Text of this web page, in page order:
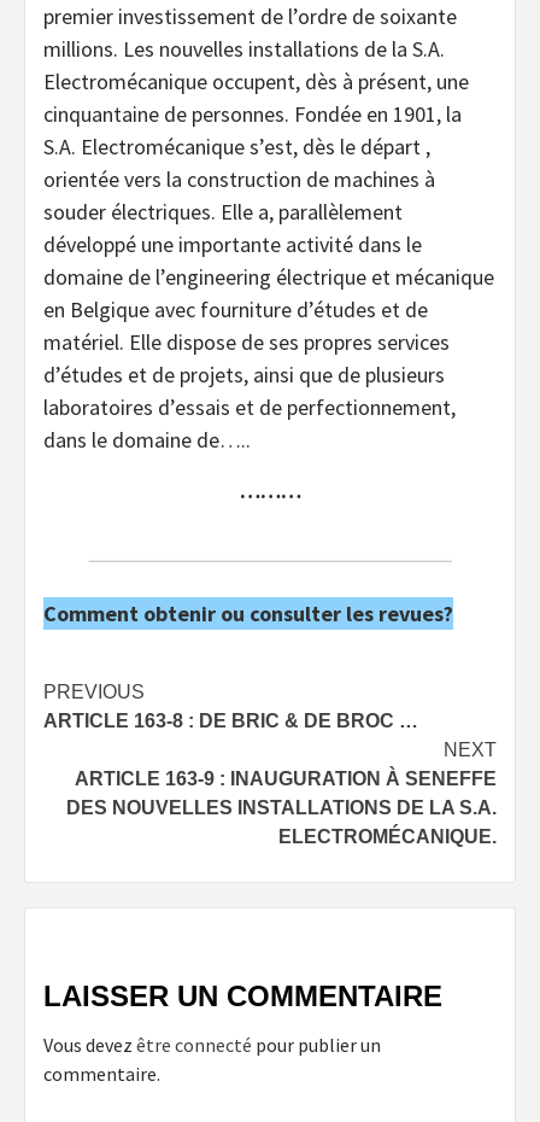
premier investissement de l’ordre de soixante
millions. Les nouvelles installations de la S.A.
Electromécanique occupent, dès à présent, une
cinquantaine de personnes. Fondée en 1901, la
S.A. Electromécanique s’est, dès le départ ,
orientée vers la construction de machines à
souder électriques. Elle a, parallèlement
développé une importante activité dans le
domaine de l’engineering électrique et mécanique
en Belgique avec fourniture d’études et de
matériel. Elle dispose de ses propres services
d’études et de projets, ainsi que de plusieurs
laboratoires d’essais et de perfectionnement,
dans le domaine de…..
………
Comment obtenir ou consulter les revues?
Post
navigation
PREVIOUS
ARTICLE 163-8 : DE BRIC & DE BROC …
NEXT
ARTICLE 163-9 : INAUGURATION À SENEFFE
DES NOUVELLES INSTALLATIONS DE LA S.A.
ELECTROMÉCANIQUE.
LAISSER UN COMMENTAIRE
Vous devez être connecté pour publier un
commentaire.